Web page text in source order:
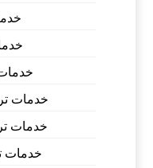
خدمات
خدمات
خدمات